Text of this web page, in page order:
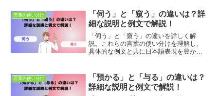
ョンを目指します。
言葉の使い分け
「伺う」と「窺う」の違いは？詳
細な説明と例文で解説！
「伺う」と「窺う」の違いを詳しく解
説。これらの言葉の使い分けを理解し、
具体的な例文と共に日本語表現を豊かに
ンを目指します。
言葉の使い分け
「預かる」と「与る」の違いは？
詳細な説明と例文で解説！